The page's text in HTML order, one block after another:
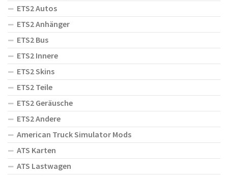
ETS2 Autos
ETS2 Anhänger
ETS2 Bus
ETS2 Innere
ETS2 Skins
ETS2 Teile
ETS2 Geräusche
ETS2 Andere
American Truck Simulator Mods
ATS Karten
ATS Lastwagen